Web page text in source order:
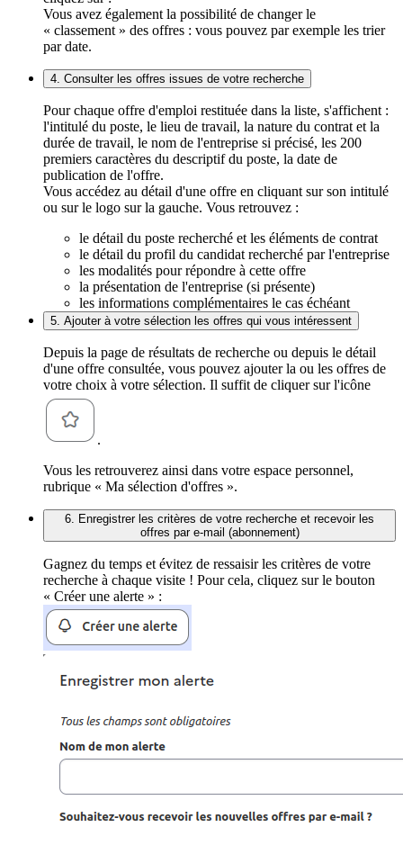
Vous avez également la possibilité de changer le
« classement » des offres : vous pouvez par exemple les trier
par date.
4. Consulter les offres issues de votre recherche
Pour chaque offre d'emploi restituée dans la liste, s'affichent :
l'intitulé du poste, le lieu de travail, la nature du contrat et la
durée de travail, le nom de l'entreprise si précisé, les 200
premiers caractères du descriptif du poste, la date de
publication de l'offre.
Vous accédez au détail d'une offre en cliquant sur son intitulé
ou sur le logo sur la gauche. Vous retrouvez :
le détail du poste recherché et les éléments de contrat
le détail du profil du candidat recherché par l'entreprise
les modalités pour répondre à cette offre
la présentation de l'entreprise (si présente)
les informations complémentaires le cas échéant
5. Ajouter à votre sélection les offres qui vous intéressent
Depuis la page de résultats de recherche ou depuis le détail
d'une offre consultée, vous pouvez ajouter la ou les offres de
votre choix à votre sélection. Il suffit de cliquer sur l'icône
.
Vous les retrouverez ainsi dans votre espace personnel,
rubrique « Ma sélection d'offres ».
6. Enregistrer les critères de votre recherche et recevoir les
offres par e-mail (abonnement)
Gagnez du temps et évitez de ressaisir les critères de votre
recherche à chaque visite ! Pour cela, cliquez sur le bouton
« Créer une alerte » :